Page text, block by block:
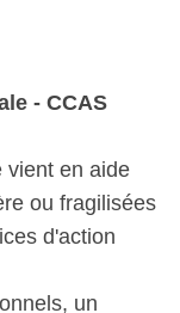
- CCAS
vient en aide
ou fragilisées
d'action
un